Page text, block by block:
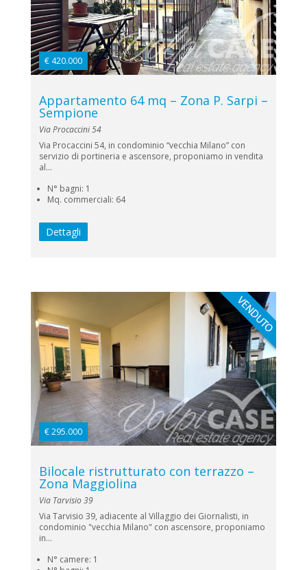
€ 420.000
Appartamento 64 mq – Zona P. Sarpi –
Sempione
Via Procaccini 54
Via Procaccini 54, in condominio “vecchia Milano” con
servizio di portineria e ascensore, proponiamo in vendita
al...
N° bagni: 1
Mq. commerciali: 64
Dettagli
€ 295.000
Bilocale ristrutturato con terrazzo –
Zona Maggiolina
Via Tarvisio 39
Via Tarvisio 39, adiacente al Villaggio dei Giornalisti, in
condominio "vecchia Milano" con ascensore, proponiamo
in...
N° camere: 1